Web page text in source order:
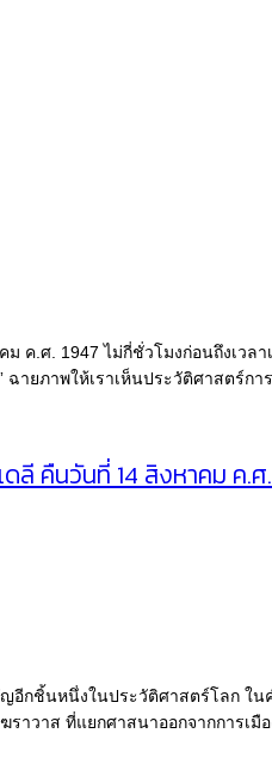
.ศ. 1947 ไม่กี่ชั่วโมงก่อนถึงเว
ายภาพให้เราเห็นประวัติศาสตร์
ลี คืนวันที่ 14 สิงหาคม ค.ศ
ชิ้นหนึ่งในประวัติศาสตร์โลก ใ
าส ที่แยกศาสนาออกจากการเ